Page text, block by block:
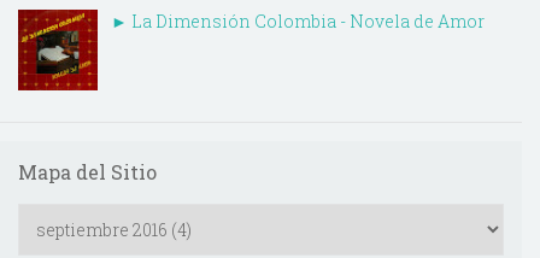
► La Dimensión Colombia - Novela de Amor
Mapa del Sitio